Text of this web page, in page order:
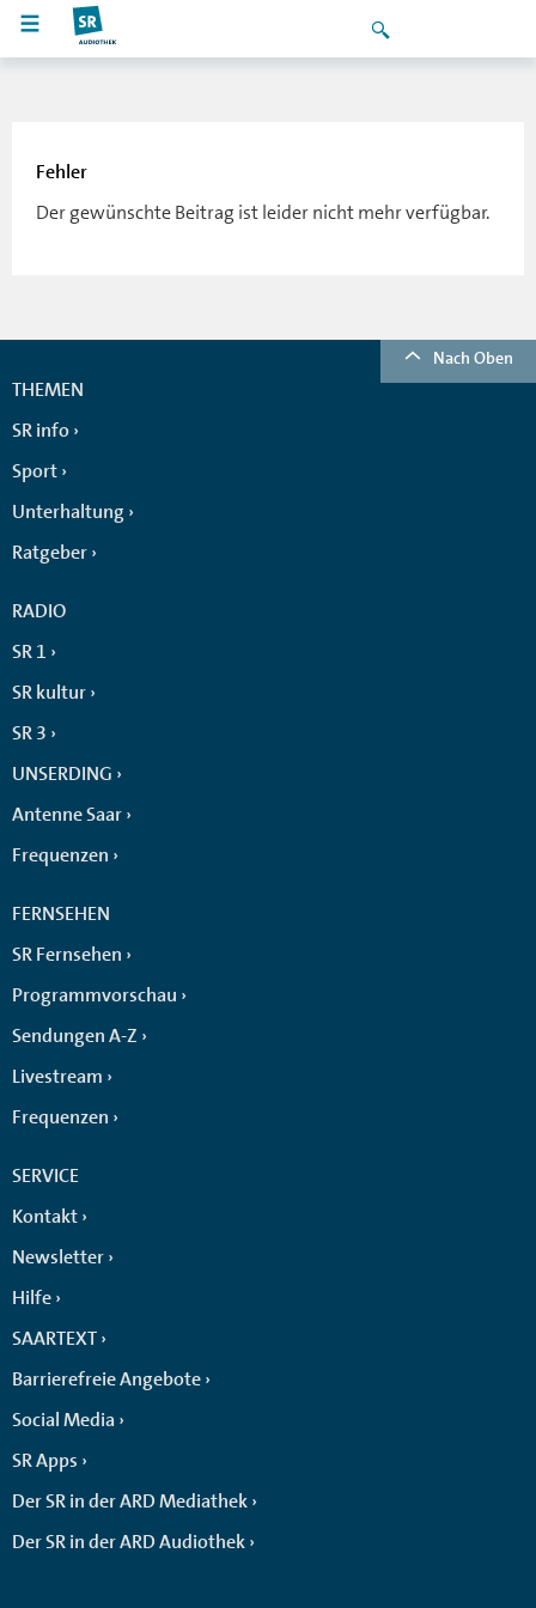
Fehler
Der gewünschte Beitrag ist leider nicht mehr verfügbar.
Nach Oben
THEMEN
SR info
Sport
Unterhaltung
Ratgeber
RADIO
SR 1
SR kultur
SR 3
UNSERDING
Antenne Saar
Frequenzen
FERNSEHEN
SR Fernsehen
Programmvorschau
Sendungen A-Z
Livestream
Frequenzen
SERVICE
Kontakt
Newsletter
Hilfe
SAARTEXT
Barrierefreie Angebote
Social Media
SR Apps
Der SR in der ARD Mediathek
Der SR in der ARD Audiothek